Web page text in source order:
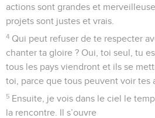
actions sont grandes et
projets sont justes et vrais.
4 Qui peut refuser de te respecter
chanter ta gloire ? Oui, toi seul, tu
tous les pays viendront et ils se
toi, parce que tous peuvent voir tes
5 Ensuite, je vois dans le ciel le
la rencontre. Il s’ouvre